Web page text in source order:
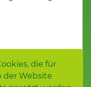
die für
der Website